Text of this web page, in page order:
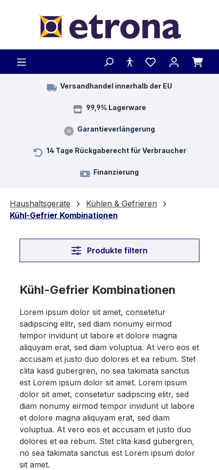
Versandhandel innerhalb der EU
99,9% Lagerware
Garantieverlängerung
14 Tage Rückgaberecht für Verbraucher
Finanzierung
Haushaltsgeräte
Kühlen & Gefrieren
Kühl-Gefrier Kombinationen
Produkte filtern
Kühl-Gefrier Kombinationen
Lorem ipsum dolor sit amet, consetetur
sadipscing elitr, sed diam nonumy eirmod
tempor invidunt ut labore et dolore magna
aliquyam erat, sed diam voluptua. At vero eos et
accusam et justo duo dolores et ea rebum. Stet
clita kasd gubergren, no sea takimata sanctus
est Lorem ipsum dolor sit amet. Lorem ipsum
dolor sit amet, consetetur sadipscing elitr, sed
diam nonumy eirmod tempor invidunt ut labore
et dolore magna aliquyam erat, sed diam
voluptua. At vero eos et accusam et justo duo
dolores et ea rebum. Stet clita kasd gubergren,
no sea takimata sanctus est Lorem ipsum dolor
sit amet.